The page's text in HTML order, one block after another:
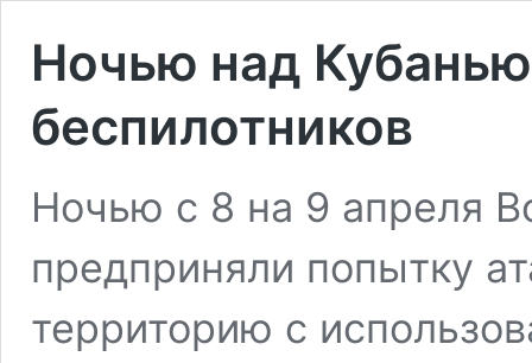
Ночью над
беспилотников
Ночью с 8 на 9 апреля
предприняли попытку
территорию с